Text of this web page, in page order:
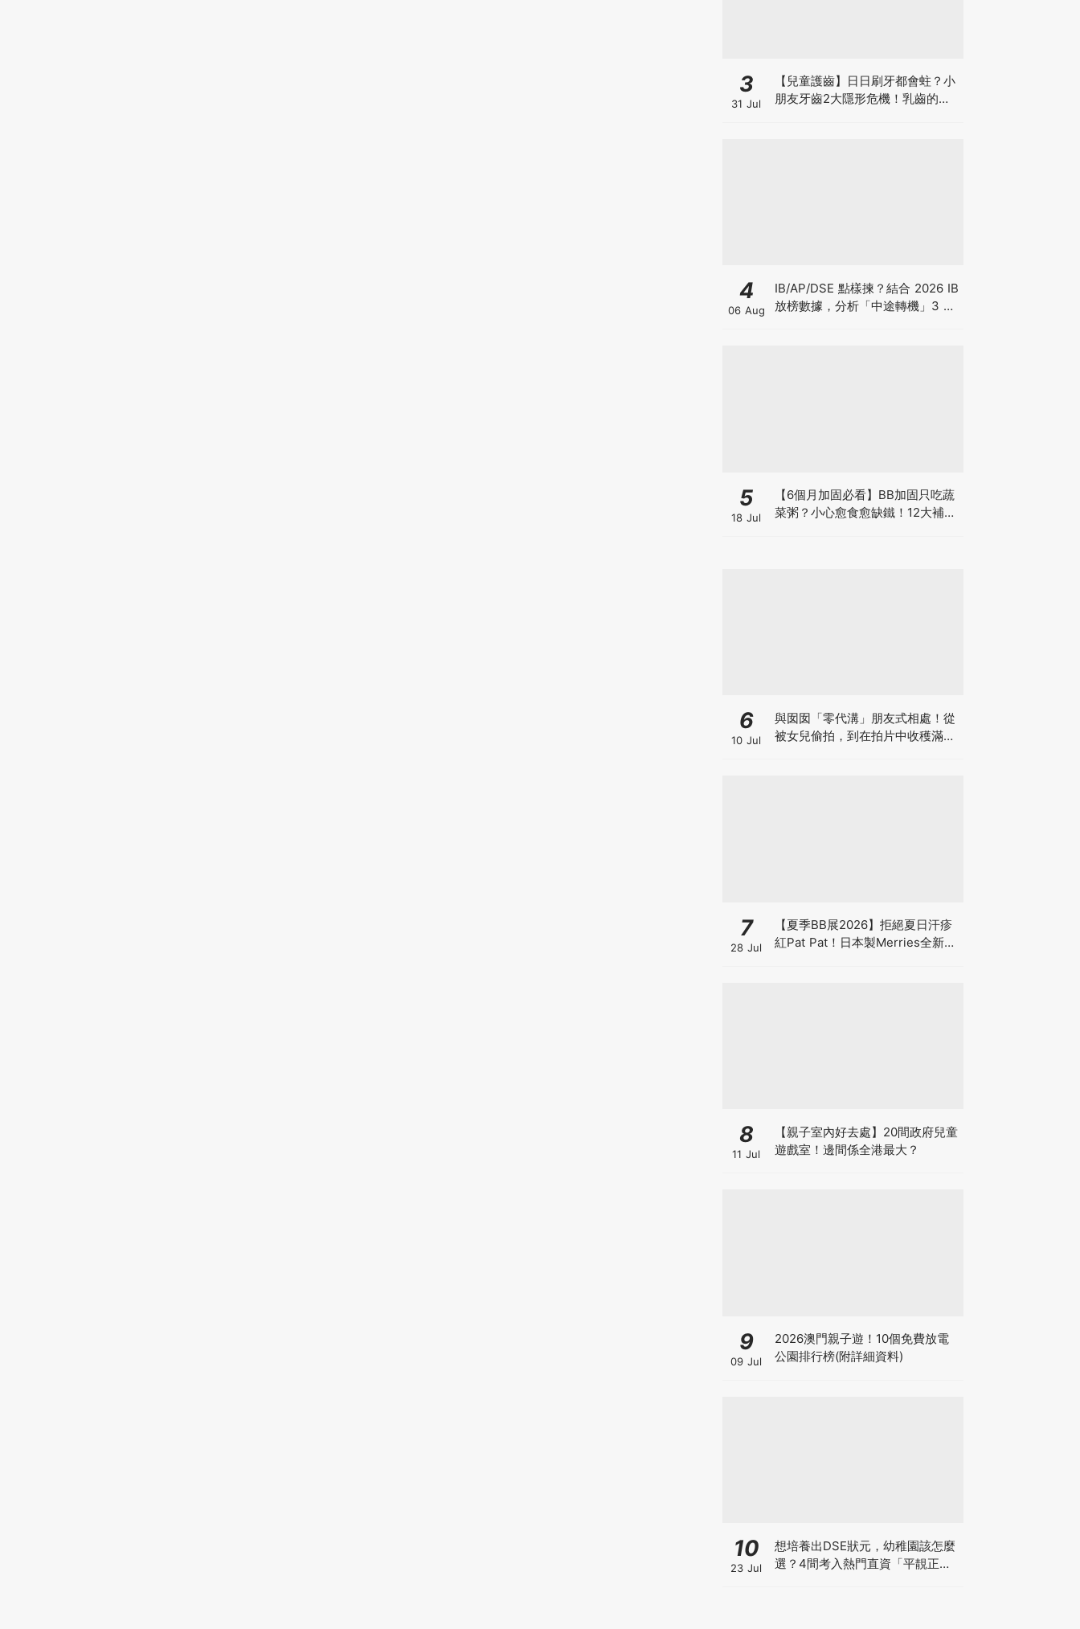
3
31 Jul
【兒童護齒】日日刷牙都會蛀？小
朋友牙齒2大隱形危機！乳齒的琺
4
06 Aug
IB/AP/DSE 點樣揀？結合 2026 IB
放榜數據，分析「中途轉機」3 大
5
18 Jul
【6個月加固必看】BB加固只吃蔬
菜粥？小心愈食愈缺鐵！12大補鐵
6
10 Jul
與囡囡「零代溝」朋友式相處！從
被女兒偷拍，到在拍片中收穫滿足
7
28 Jul
【夏季BB展2026】拒絕夏日汗疹
紅Pat Pat！日本製Merries全新超
8
11 Jul
【親子室內好去處】20間政府兒童
遊戲室！邊間係全港最大？
9
09 Jul
2026澳門親子遊！10個免費放電
公園排行榜(附詳細資料)
10
23 Jul
想培養出DSE狀元，幼稚園該怎麼
選？4間考入熱門直資「平靚正」